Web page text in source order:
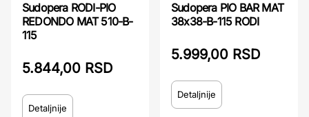
Sudopera RODI-PIO
REDONDO MAT 510-B-
115
5.844,00 RSD
Detaljnije
Sudopera PIO BAR MAT
38x38-B-115 RODI
5.999,00 RSD
Detaljnije